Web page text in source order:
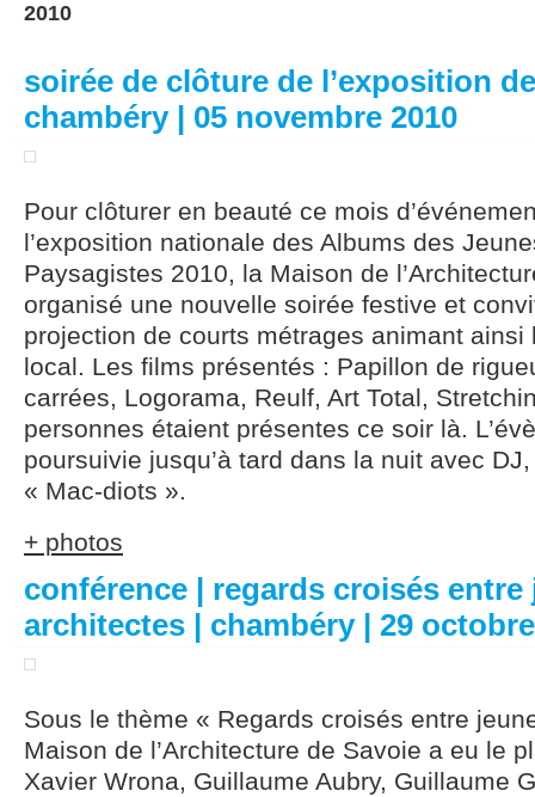
2010
soirée de clôture de l’exposition
chambéry | 05 novembre 2010
Pour clôturer en beauté ce mois
l’exposition nationale des Albums des
Paysagistes 2010, la Maison de
organisé une nouvelle soirée festive et
projection de courts métrages animant ainsi
local. Les films présentés : Papillon de
carrées, Logorama, Reulf, Art Total,
personnes étaient présentes ce soir là.
poursuivie jusqu’à tard dans la nuit avec
« Mac-diots ».
+ photos
conférence | regards croisés entre
architectes | chambéry | 29
Sous le thème « Regards croisés entre
Maison de l’Architecture de Savoie a eu le
Xavier Wrona, Guillaume Aubry, Guillaume